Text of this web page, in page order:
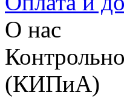
О нас
(КИПиА)